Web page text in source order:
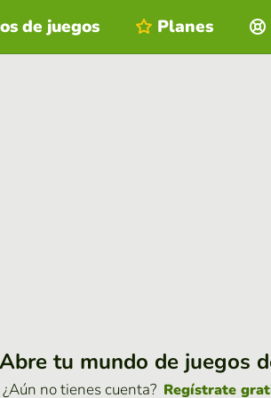
de juegos Planes
Abre tu mundo de juegos
¿Aún no tienes cuenta? Regístrate